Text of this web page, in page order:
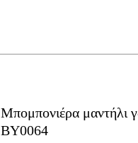
Μπομπονιέρα μαντήλι
ΒΥ0064